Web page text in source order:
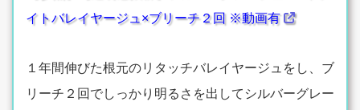
イトバレイヤージュ×ブリーチ２回 ※動画有
１年間伸びた根元のリタッチバレイヤージュをし、ブ
リーチ２回でしっかり明るさを出してシルバーグレー